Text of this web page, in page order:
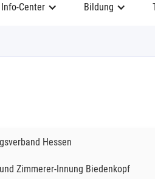
Info-Center Bildung
Hessen
Zimmerer-Innung Biedenkopf